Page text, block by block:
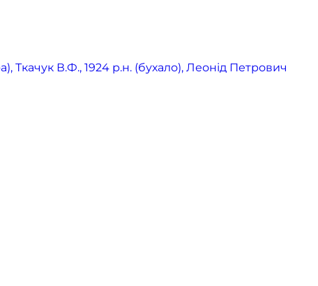
Ткачук В.Ф., 1924 р.н. (бухало), Леонід Петрович